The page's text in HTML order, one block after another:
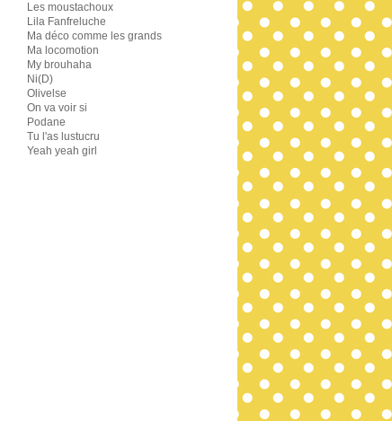
Les moustachoux
Lila Fanfreluche
Ma déco comme les grands
Ma locomotion
My brouhaha
Ni(D)
Olivelse
On va voir si
Podane
Tu l'as lustucru
Yeah yeah girl